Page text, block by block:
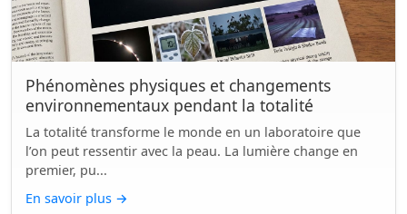
Phénomènes physiques et changements
environnementaux pendant la totalité
La totalité transforme le monde en un laboratoire que
l’on peut ressentir avec la peau. La lumière change en
premier, pu...
En savoir plus →